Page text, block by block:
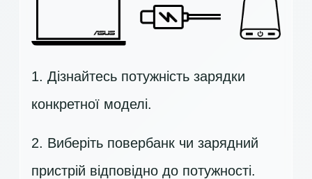
1. Дізнайтесь потужність зарядки
конкретної моделі.
2. Виберіть повербанк чи зарядний
пристрій відповідно до потужності.